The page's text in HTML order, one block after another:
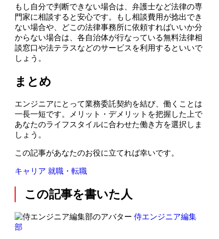
もし自分で判断できない場合は、弁護士など法律の専
門家に相談すると安心です。もし相談費用が捻出でき
ない場合や、どこの法律事務所に依頼すればいいか分
からない場合は、各自治体が行なっている無料法律相
談窓口や法テラスなどのサービスを利用するといいで
しょう。
まとめ
エンジニアにとって業務委託契約を結び、働くことは
一長一短です。メリット・デメリットを把握した上で
あなたのライフスタイルに合わせた働き方を選択しま
しょう。
この記事があなたのお役に立てれば幸いです。
キャリア 就職・転職
この記事を書いた人
侍エンジニア編集
部